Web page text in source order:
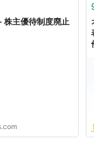
株主優待制度廃止